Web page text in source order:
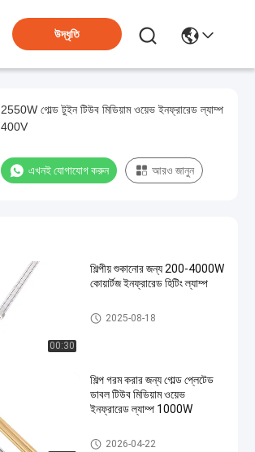
উদ্ধৃতি
2550W গোল্ড টুইন টিউব মিডিয়াম ওয়েভ ইনফ্রারেড ল্যাম্প
400V
এখনই যোগাযোগ করুন আরও জানুন
00:30
শিল্পীয় শুকানোর জন্য 200-4000W
কোয়ার্টজ ইনফ্রারেড হিটিং ল্যাম্প
কোয়ার্টজ ইনফ্রারেড ল্যাম্প
2025-08-18
শিল্প গরম করার জন্য গোল্ড প্লেটেড
ডাবল টিউব মিডিয়াম ওয়েভ
ইনফ্রারেড ল্যাম্প 1000W
মাঝারি তরঙ্গ ইনফ্রারেড বাতি
2026-04-22